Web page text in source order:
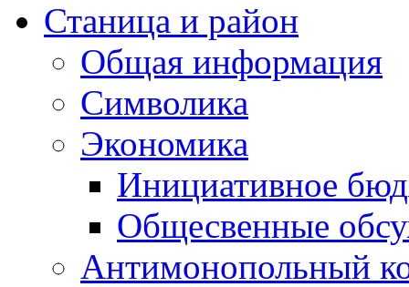
Станица и район
Общая информация
Символика
Экономика
Инициативное
Общесвенные
Антимонопольный